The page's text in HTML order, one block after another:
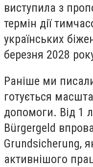
виступила з
термін дії
українських
березня 2028
Раніше ми
готується
допомоги. Від 1
Bürgergeld
Grundsicherung,
активнішого